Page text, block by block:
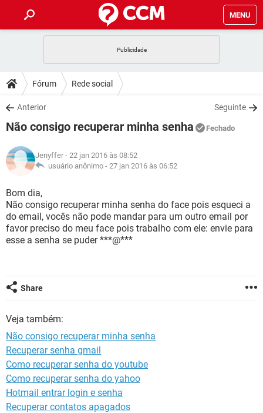
MENU
CELULAR
OUTLOOK
INSTAGRAM GMAIL
GUIA DE COMPRAS
DICAS
JOGOS
INSTAGRAM
DOWNLOADS
JOGOS WHATSAPP
CELULAR
OUTLOOK EXCEL
INSTAGRAM
GUIA DE COMPRAS
JOGOS
OUTLOOK
INSTAGRAM GMAIL
GUIA DE COMPRAS
GLOSSÁRIO
JOGOS
CELULAR FACEBOOK
OUTLOOK EXCEL
Fórum Rede social
Anterior Seguinte
Não consigo recuperar minha senha Fechado
Jenyffer - 22 jan 2016 às 08:52
usuário anônimo - 27 jan 2016 às 06:52
Bom dia,
Não consigo recuperar minha senha do face pois esqueci a
do email, vocês não pode mandar para um outro email por
favor preciso do meu face pois trabalho com ele: envie para
esse a senha se puder ***@***
Share
Veja também:
Não consigo recuperar minha senha
Recuperar senha gmail
Como recuperar senha do youtube
Como recuperar senha do yahoo
Hotmail entrar login e senha
Recuperar contatos apagados